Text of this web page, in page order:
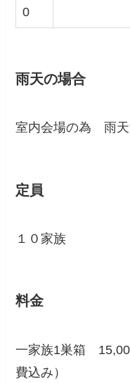
0
雨天の場合
室内会場の為 雨天
定員
１０家族
料金
一家族1巣箱
費込み）